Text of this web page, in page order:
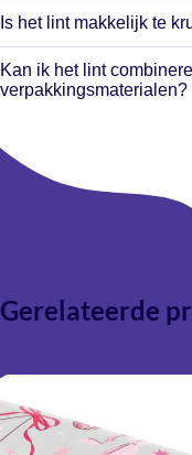
Het lint is ideaal voor
bloemen, feestdecoratie
Is het lint makkelijk te
Ja, het lint is speciaal
te maken met een schaar.
Kan ik het lint
verpakkingsmaterialen?
cadeaupapier,
Gerelateerde